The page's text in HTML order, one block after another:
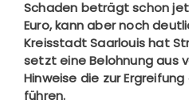
Schaden beträgt schon
Euro, kann aber noch
Kreisstadt Saarlouis hat
setzt eine Belohnung aus
Hinweise die zur
führen.